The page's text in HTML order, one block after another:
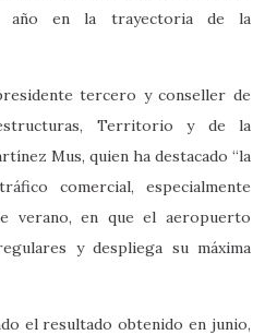
año en la trayectoria de la
tercero y conseller de
Territorio y de la
Mus, quien ha destacado “la
comercial, especialmente
verano, en que el aeropuerto
y despliega su máxima
el resultado obtenido en junio,